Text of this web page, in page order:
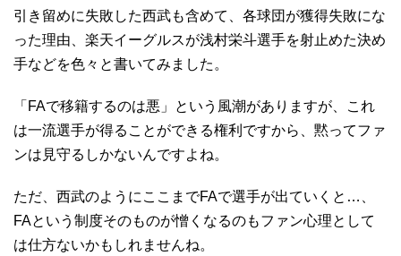
引き留めに失敗した西武も含めて、各球団が獲得失敗にな
った理由、楽天イーグルスが浅村栄斗選手を射止めた決め
手などを色々と書いてみました。
「FAで移籍するのは悪」という風潮がありますが、これ
は一流選手が得ることができる権利ですから、黙ってファ
ンは見守るしかないんですよね。
ただ、西武のようにここまでFAで選手が出ていくと…、
FAという制度そのものが憎くなるのもファン心理として
は仕方ないかもしれませんね。